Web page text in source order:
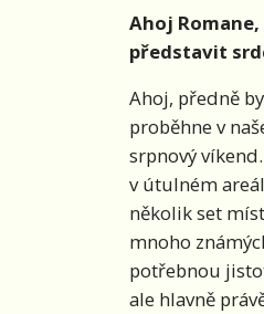
Ahoj Romane,
představit
Ahoj, předně
proběhne v
srpnový
v útulném
několik set
mnoho
potřebnou
ale hlavně